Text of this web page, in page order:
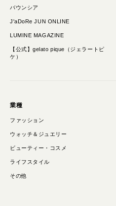
バウンシア
J'aDoRe JUN ONLINE
LUMINE MAGAZINE
【公式】gelato pique（ジェラートピ
ケ）
業種
ファッション
ウォッチ＆ジュエリー
ビューティー・コスメ
ライフスタイル
その他